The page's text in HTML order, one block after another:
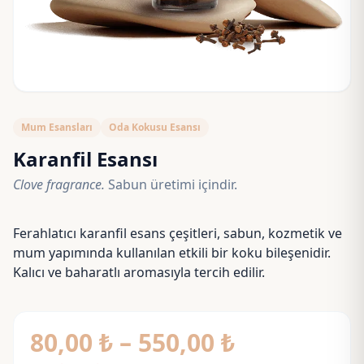
Mum Esansları Oda Kokusu Esansı
Karanfil Esansı
Clove fragrance. Sabun üretimi içindir.
Ferahlatıcı karanfil esans çeşitleri, sabun, kozmetik ve
mum yapımında kullanılan etkili bir koku bileşenidir.
Kalıcı ve baharatlı aromasıyla tercih edilir.
80,00 ₺ – 550,00 ₺Fiyat